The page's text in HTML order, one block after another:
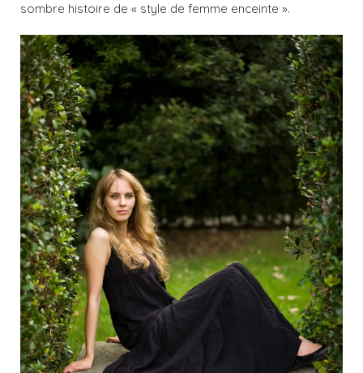
sombre histoire de « style de femme enceinte ».